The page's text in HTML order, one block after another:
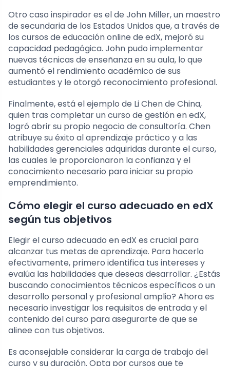
Otro caso inspirador es el de John Miller, un maestro
de secundaria de los Estados Unidos que, a través de
los cursos de educación online de edX, mejoró su
capacidad pedagógica. John pudo implementar
nuevas técnicas de enseñanza en su aula, lo que
aumentó el rendimiento académico de sus
estudiantes y le otorgó reconocimiento profesional.
Finalmente, está el ejemplo de Li Chen de China,
quien tras completar un curso de gestión en edX,
logró abrir su propio negocio de consultoría. Chen
atribuye su éxito al aprendizaje práctico y a las
habilidades gerenciales adquiridas durante el curso,
las cuales le proporcionaron la confianza y el
conocimiento necesario para iniciar su propio
emprendimiento.
Cómo elegir el curso adecuado en edX
según tus objetivos
Elegir el curso adecuado en edX es crucial para
alcanzar tus metas de aprendizaje. Para hacerlo
efectivamente, primero identifica tus intereses y
evalúa las habilidades que deseas desarrollar. ¿Estás
buscando conocimientos técnicos específicos o un
desarrollo personal y profesional amplio? Ahora es
necesario investigar los requisitos de entrada y el
contenido del curso para asegurarte de que se
alinee con tus objetivos.
Es aconsejable considerar la carga de trabajo del
curso y su duración. Opta por cursos que te